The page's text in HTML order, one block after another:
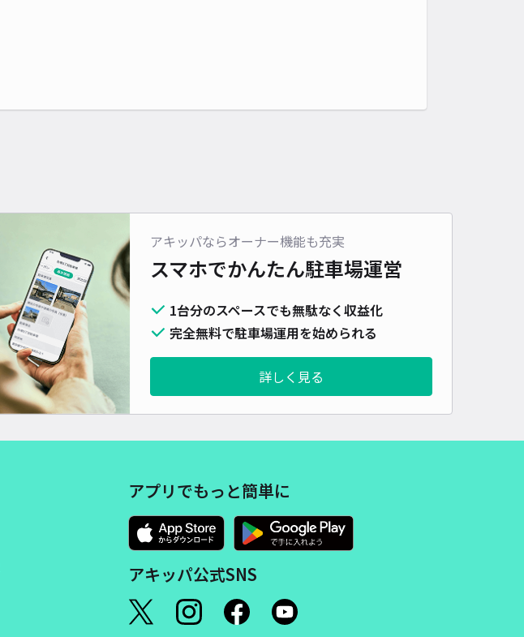
アキッパならオーナー機能も充実
スマホでかんたん駐車場運営
1台分のスペースでも無駄なく収益化
完全無料で駐車場運用を始められる
詳しく見る
アプリでもっと簡単に
アキッパ公式SNS